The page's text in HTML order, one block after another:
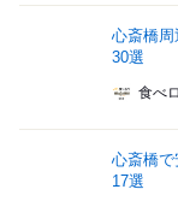
心斎橋
30選
食べ
心斎橋
17選